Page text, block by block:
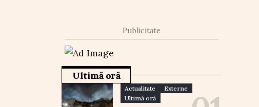
Publicitate
Ultimă oră
Actualitate
Externe
Ultimă oră